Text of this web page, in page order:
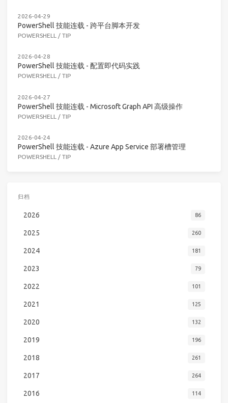
2026-04-29
PowerShell 技能连载 - 跨平台脚本开发
POWERSHELL / TIP
2026-04-28
PowerShell 技能连载 - 配置即代码实践
POWERSHELL / TIP
2026-04-27
PowerShell 技能连载 - Microsoft Graph API 高级操作
POWERSHELL / TIP
2026-04-24
PowerShell 技能连载 - Azure App Service 部署槽管理
POWERSHELL / TIP
归档
2026 86
2025 260
2024 181
2023 79
2022 101
2021 125
2020 132
2019 196
2018 261
2017 264
2016 114